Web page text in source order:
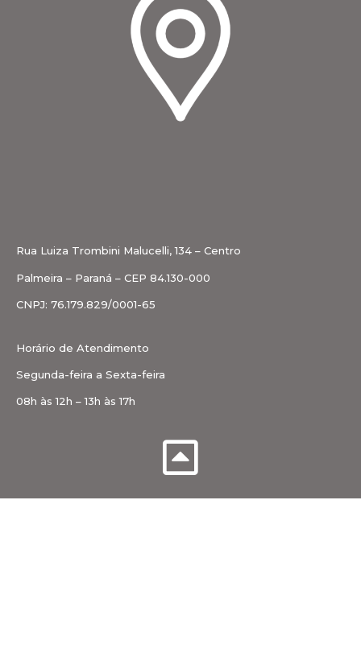
Rua Luiza Trombini Malucelli, 134 – Centro
Palmeira – Paraná – CEP 84.130-000
CNPJ: 76.179.829/0001-65
Horário de Atendimento
Segunda-feira a Sexta-feira
08h às 12h – 13h às 17h